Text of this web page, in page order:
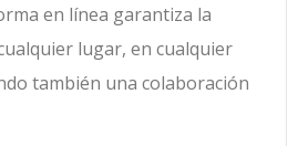
en línea garantiza la
lugar, en cualquier
también una colaboración